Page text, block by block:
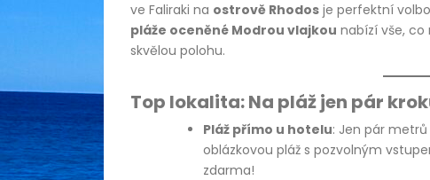
ve Faliraki na ostrově Rhodos je perfektní
pláže oceněné Modrou vlajkou nabízí vše,
skvělou polohu.
Top lokalita: Na pláž jen pár
Pláž přímo u hotelu: Jen pár
oblázkovou pláž s pozvolným
zdarma!